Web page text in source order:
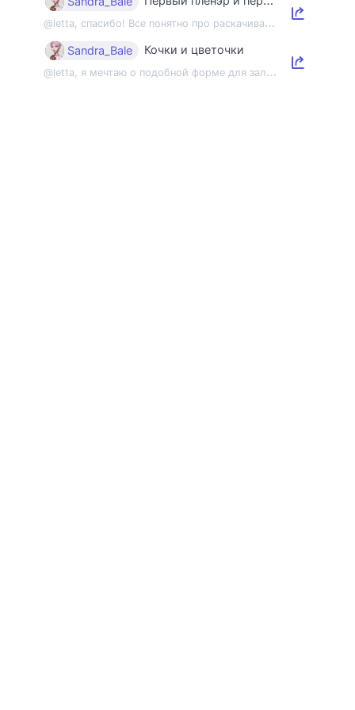
@
letta, спасибо! Все понятно про раскачивание пленэрной мышцы, но напомнить об э...
Sandra_Bale Кочки и цветочки
@
letta, я мечтаю о подобной форме для зала 😂